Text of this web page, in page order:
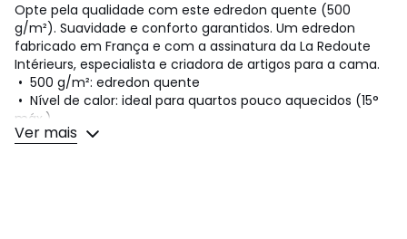
Opte pela qualidade com este edredon quente (500
g/m²). Suavidade e conforto garantidos. Um edredon
fabricado em França e com a assinatura da La Redoute
Intérieurs, especialista e criadora de artigos para a cama.
• 500 g/m²: edredon quente
• Nível de calor: ideal para quartos pouco aquecidos (15°
máx.)
?
Ver mais